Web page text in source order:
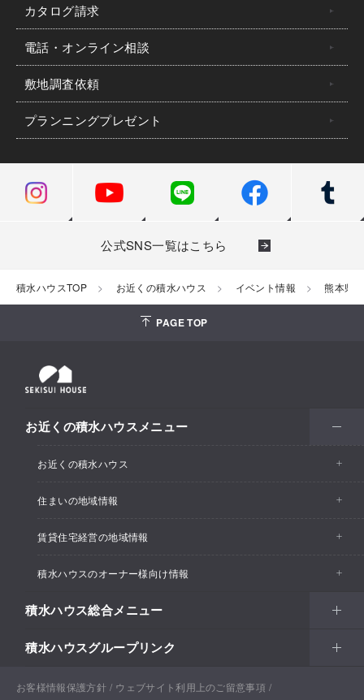
カタログ請求
電話・オンライン相談
敷地調査依頼
プランニングプレゼント
公式SNS一覧はこちら
積水ハウスTOP お近くの積水ハウス イベント情報 熊本県
PAGE TOP
お近くの積水ハウスメニュー
お近くの積水ハウス
お近くの積水ハウストップ
住まいの地域情報
イベント情報
住宅展示場・ショールーム情報
分譲住宅・土地
賃貸住宅経営の地域情報
イベント情報
支店・事業所情報
賃貸住宅経営（シャーメゾン）
土地活用
積水ハウスのオーナー様向け情報
カスタマーズセンター
リフォーム
Netオーナーズクラブ
積水ハウス総合メニュー
住まい
戸建住宅
土地活用
積水ハウスグループリンク
積水ハウス ノイエ株式会社
お客様情報保護方針
ウェブサイト利用上のご留意事項